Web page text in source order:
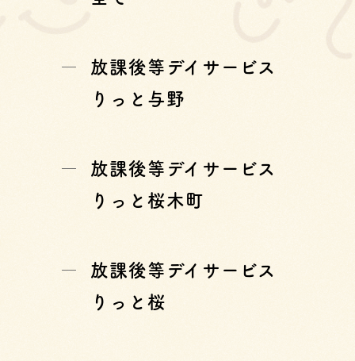
放課後等デイサービス
りっと与野
放課後等デイサービス
りっと桜木町
放課後等デイサービス
りっと桜